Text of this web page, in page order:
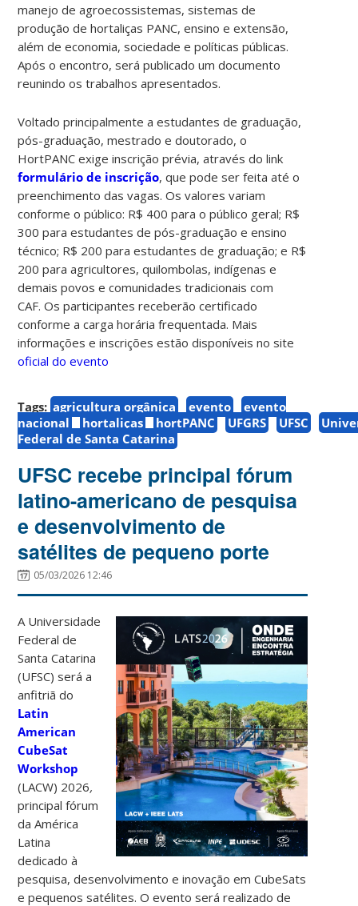
manejo de agroecossistemas, sistemas de
produção de hortaliças PANC, ensino e extensão,
além de economia, sociedade e políticas públicas.
Após o encontro, será publicado um documento
reunindo os trabalhos apresentados.
Voltado principalmente a estudantes de graduação,
pós-graduação, mestrado e doutorado, o
HortPANC exige inscrição prévia, através do link
formulário de inscrição, que pode ser feita até o
preenchimento das vagas. Os valores variam
conforme o público: R$ 400 para o público geral; R$
300 para estudantes de pós-graduação e ensino
técnico; R$ 200 para estudantes de graduação; e R$
200 para agricultores, quilombolas, indígenas e
demais povos e comunidades tradicionais com
CAF. Os participantes receberão certificado
conforme a carga horária frequentada. Mais
informações e inscrições estão disponíveis no site
oficial do evento
Tags: agricultura orgânica evento
evento
nacional
hortaliças hortPANC UFGRS UFSC
Federal de Santa Catarina
UFSC recebe principal fórum
latino-americano de pesquisa
e desenvolvimento de
satélites de pequeno porte
05/03/2026 12:46
A Universidade
Federal de
Santa Catarina
(UFSC) será a
anfitriã do
Latin
American
CubeSat
Workshop
(LACW) 2026,
principal fórum
da América
Latina
dedicado à
pesquisa, desenvolvimento e inovação em CubeSats
e pequenos satélites. O evento será realizado de